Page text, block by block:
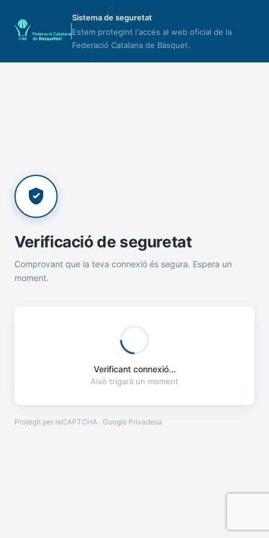
Sistema de seguretat
Estem protegint l'accés al web oficial de la
Federació Catalana de Bàsquet.
Verificació de seguretat
Comprovant que la teva connexió és segura. Espera un
moment.
Verificant connexió...
Això trigarà un moment
Protegit per reCAPTCHA · Google Privadesa